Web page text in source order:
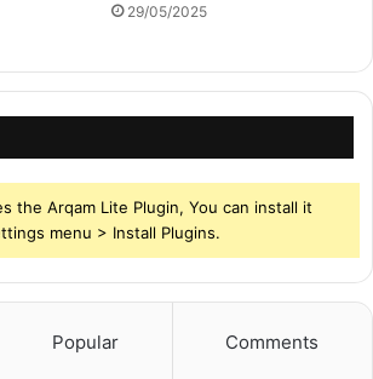
29/05/2025
the Arqam Lite Plugin, You can install it
menu > Install Plugins.
Popular Comments